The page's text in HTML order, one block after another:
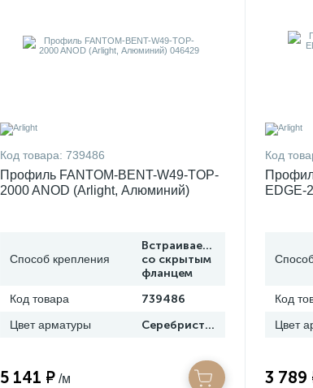
Код товара: 739486
Профиль FANTOM-BENT-W49-TOP-
2000 ANOD (Arlight, Алюминий)
Способ крепления
Встраиваемый
со скрытым
фланцем
Код товара 739486
Цвет арматуры Серебристый
5 141 ₽ /м
Код
EDGE-
Код
Цвет
3 789